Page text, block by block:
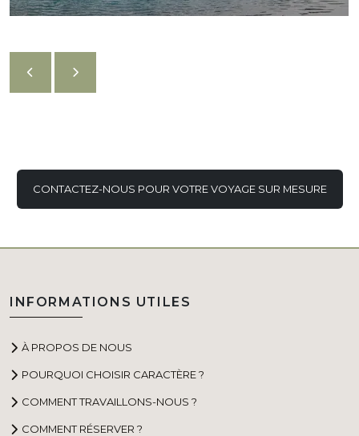
CONTACTEZ-NOUS POUR VOTRE VOYAGE SUR MESURE
INFORMATIONS UTILES
À PROPOS DE NOUS
POURQUOI CHOISIR CARACTÈRE ?
COMMENT TRAVAILLONS-NOUS ?
COMMENT RÉSERVER ?